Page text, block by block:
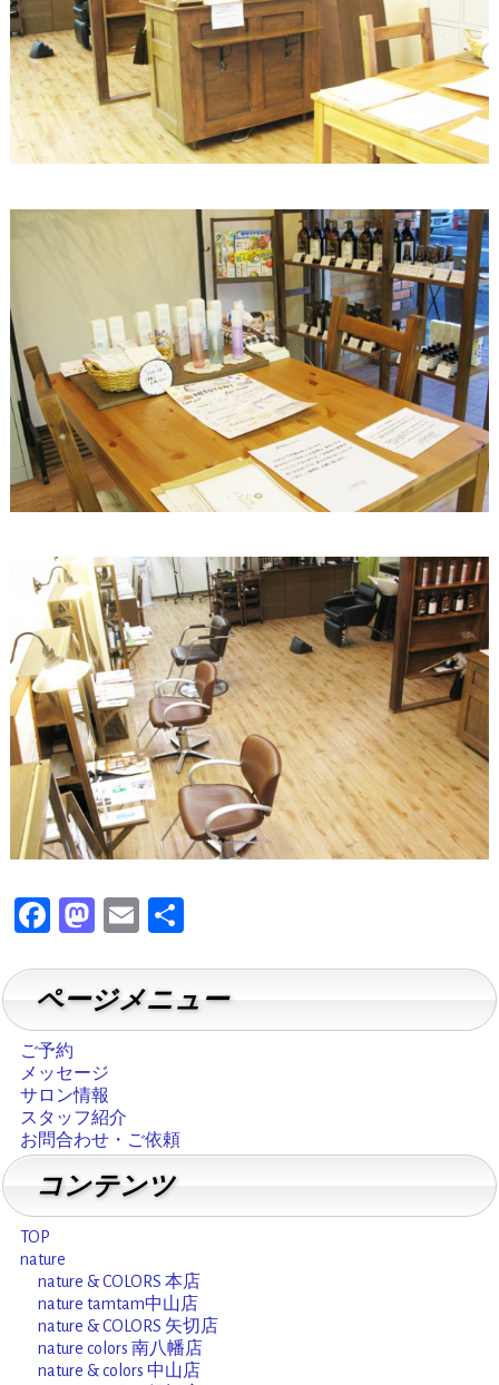
F
c
e
b
o
o
k
M
st
o
d
o
n
E
ai
l
共
ページメニュー
ご予約
メッセージ
サロン情報
スタッフ紹介
お問合わせ・ご依頼
コンテンツ
TOP
nature
nature & COLORS 本店
nature tamtam中山店
nature & COLORS 矢切店
nature colors 南八幡店
nature & colors 中山店